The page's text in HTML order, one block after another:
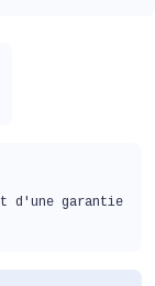
d'une garantie